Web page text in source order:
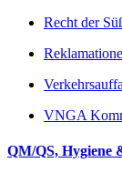
Recht der
VNGA
QM/QS, Hygiene